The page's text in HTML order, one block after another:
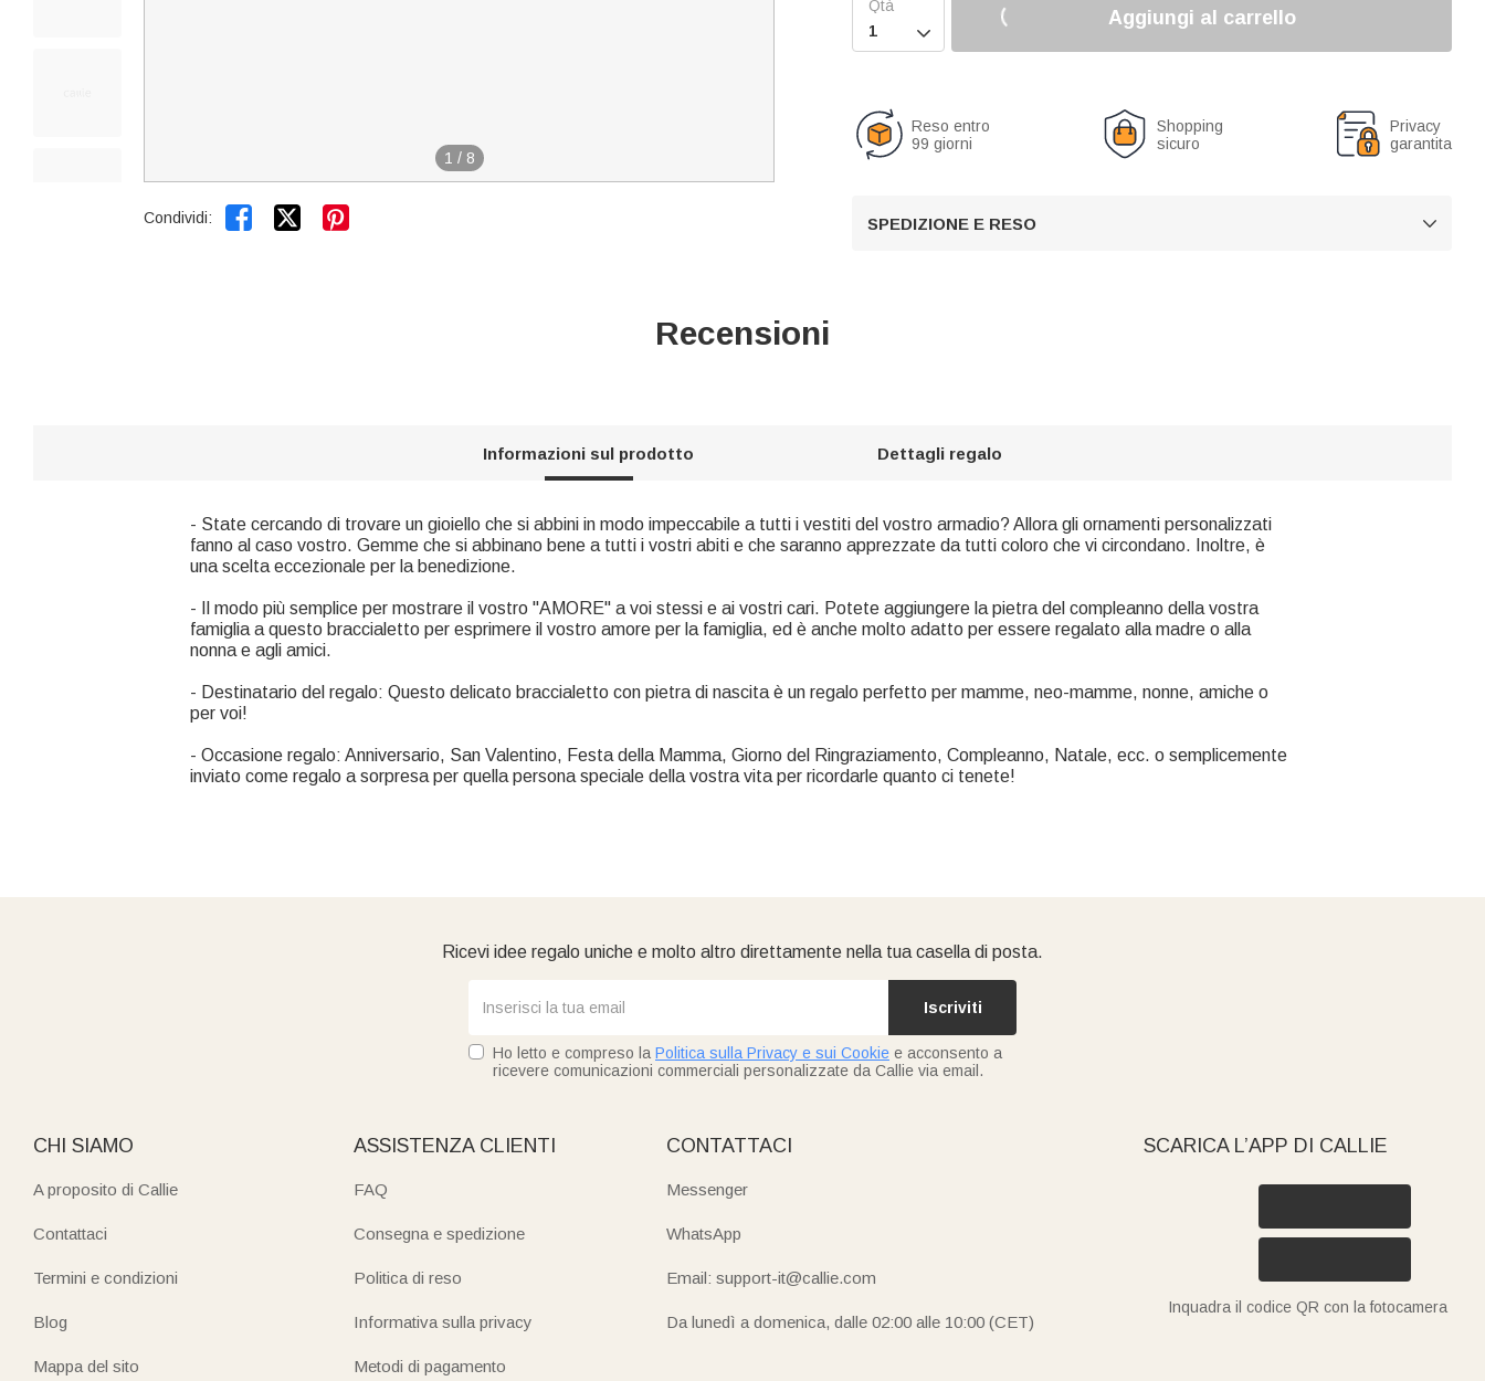
1 / 8
Condividi:  

Aggiungi al carrello
Reso entro
99 giorni
Shopping
sicuro
Privacy
garantita
SPEDIZIONE E RESO 
Recensioni
Informazioni sul prodotto Dettagli regalo
- State cercando di trovare un gioiello che si abbini in modo impeccabile a tutti i vestiti del vostro armadio? Allora gli ornamenti personalizzati
fanno al caso vostro. Gemme che si abbinano bene a tutti i vostri abiti e che saranno apprezzate da tutti coloro che vi circondano. Inoltre, è
una scelta eccezionale per la benedizione.
- Il modo più semplice per mostrare il vostro "AMORE" a voi stessi e ai vostri cari. Potete aggiungere la pietra del compleanno della vostra
famiglia a questo braccialetto per esprimere il vostro amore per la famiglia, ed è anche molto adatto per essere regalato alla madre o alla
nonna e agli amici.
- Destinatario del regalo: Questo delicato braccialetto con pietra di nascita è un regalo perfetto per mamme, neo-mamme, nonne, amiche o
per voi!
- Occasione regalo: Anniversario, San Valentino, Festa della Mamma, Giorno del Ringraziamento, Compleanno, Natale, ecc. o semplicemente
inviato come regalo a sorpresa per quella persona speciale della vostra vita per ricordarle quanto ci tenete!
Ricevi idee regalo uniche e molto altro direttamente nella tua casella di posta.
Iscriviti
Ho letto e compreso la Politica sulla Privacy e sui Cookie e acconsento a
ricevere comunicazioni commerciali personalizzate da Callie via email.
CHI SIAMO
A proposito di Callie
Contattaci
Termini e condizioni
Blog
Mappa del sito
ASSISTENZA CLIENTI
FAQ
Consegna e spedizione
Politica di reso
Informativa sulla privacy
Metodi di pagamento
CONTATTACI
Messenger
WhatsApp
Email: support-it@callie.com
Da lunedì a domenica, dalle 02:00 alle 10:00 (CET)
SCARICA L’APP DI CALLIE
Inquadra il codice QR con la fotocamera